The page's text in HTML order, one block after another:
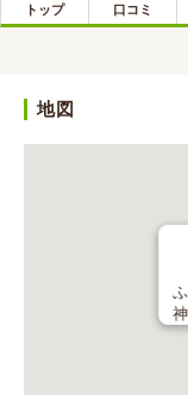
トップ 口コミ
地図